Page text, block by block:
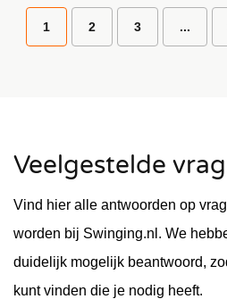
1 2 3 ...
Veelgestelde
Vind hier alle antwoorden op
worden bij Swinging.nl. We
duidelijk mogelijk beantwoord,
kunt vinden die je nodig heeft.